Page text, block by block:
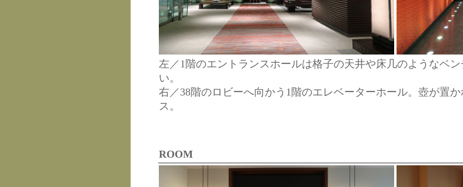
左／1階のエントランスホールは格子の天井や床几のようなベ
い。
右／38階のロビーへ向かう1階のエレベーターホール。壺が置
ス。
ROOM